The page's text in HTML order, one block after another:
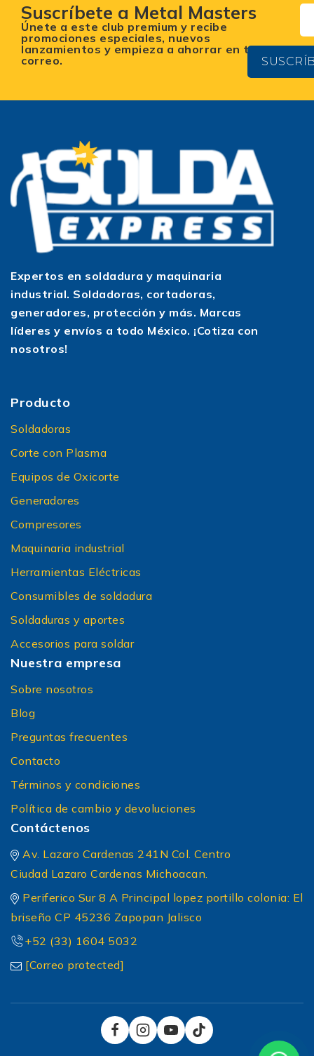
Suscríbete a Metal Masters
Únete a este club premium y recibe
promociones especiales, nuevos
lanzamientos y empieza a ahorrar en tu
correo.
Expertos en soldadura y maquinaria
industrial. Soldadoras, cortadoras,
generadores, protección y más. Marcas
líderes y envíos a todo México. ¡Cotiza con
nosotros!
Producto
Soldadoras
Corte con Plasma
Equipos de Oxicorte
Generadores
Compresores
Maquinaria industrial
Herramientas Eléctricas
Consumibles de soldadura
Soldaduras y aportes
Accesorios para soldar
Nuestra empresa
Sobre nosotros
Blog
Preguntas frecuentes
Contacto
Términos y condiciones
Política de cambio y devoluciones
Contáctenos
Av. Lazaro Cardenas 241N Col. Centro
Ciudad Lazaro Cardenas Michoacan.
Periferico Sur 8 A Principal lopez portillo colonia: El
briseño CP 45236 Zapopan Jalisco
+52 (33) 1604 5032
[Correo protected]